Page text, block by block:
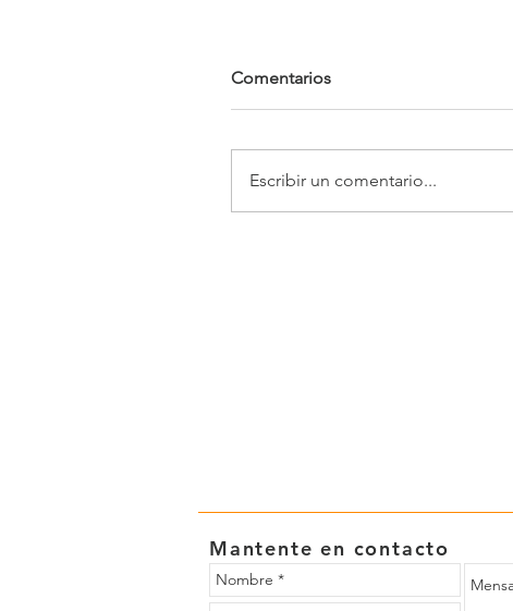
Comentarios
Escribir un comentario...
Mantente en contacto